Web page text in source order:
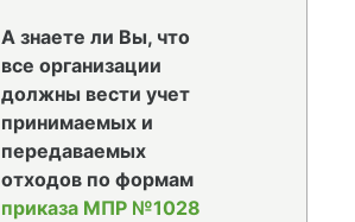
А знаете ли Вы, что
все организации
должны вести учет
принимаемых и
передаваемых
отходов по формам
приказа МПР №1028